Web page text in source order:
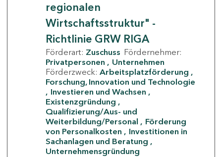
regionalen
Wirtschaftsstruktur" -
Richtlinie GRW RIGA
Förderart: Zuschuss Fördernehmer:
Privatpersonen
Unternehmen
Förderzweck: Arbeitsplatzförderung
Forschung, Innovation und Technologie
Investieren und Wachsen
Existenzgründung
Qualifizierung/Aus- und
Weiterbildung/Personal
Förderung
von Personalkosten
Investitionen in
Sachanlagen und Beratung
Unternehmensgründung